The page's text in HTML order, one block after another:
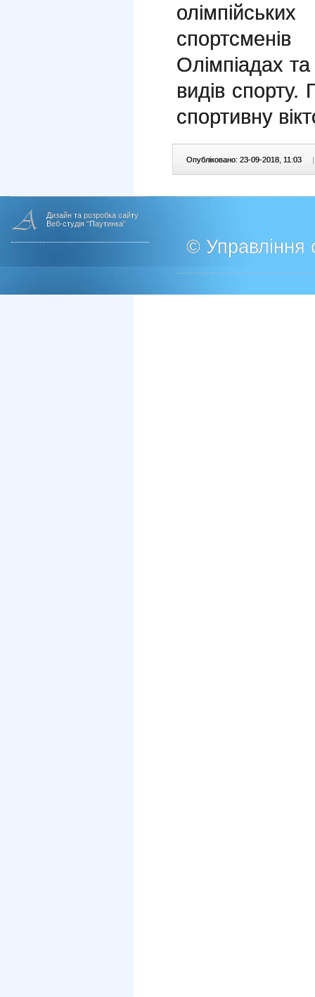
Олімпіадах та
видів спорту.
спортивну
Опубліковано: 23-09-2018, 11:03 |
Дизайн та розробка сайту
Веб-студія "Паутинка"
© Управління